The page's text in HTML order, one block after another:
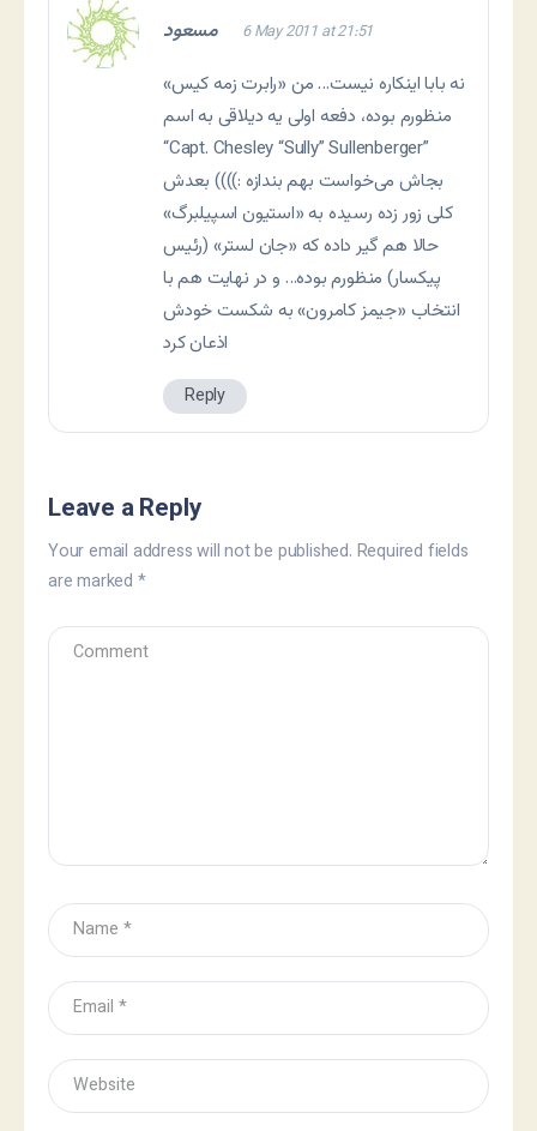
مسعود 6 May 2011 at 21:51
نه بابا اینکاره نیست… من «رابرت زمه کیس»
منظورم بوده، دفعه اولی یه دیلاقی به اسم
“Capt. Chesley “Sully” Sullenberger”
بجاش می‌خواست بهم بندازه :)))) بعدش
کلی زور زده رسیده به «استیون اسپیلبرگ»
حالا هم گیر داده که «جان لستر» (رئیس
پیکسار) منظورم بوده… و در نهایت هم با
انتخاب «جیمز کامرون» به شکست خودش
اذعان کرد
Reply
Leave a Reply
Your email address will not be published. Required fields
are marked *